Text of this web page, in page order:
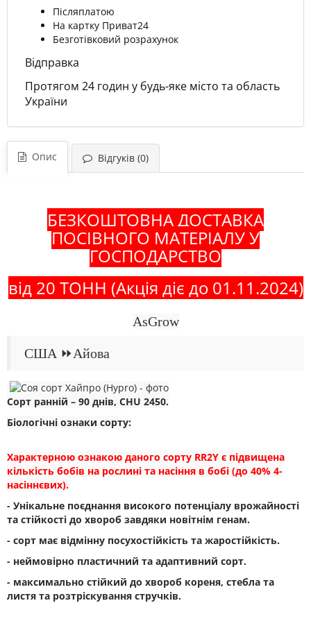
Післяплатою
На картку Приват24
Безготівковий розрахунок
Відправка
Протягом 24 годин у будь-яке місто та область
України
Опис Відгуків (0)
БЕЗКОШТОВНА ДОСТАВКА
ПОСІВНОГО МАТЕРІАЛУ У
ГОСПОДАРСТВО
від 20 ТОНН (Акція діє до 01.11.2024)
AsGrow
США ⏩Айова
Сорт ранній – 90 днів, СHU 2450.
Біологічні ознаки сорту:
Характерною ознакою даного сорту RR2Y є підвищена
кількість бобів на рослині та насіння в бобі (до 40% 4-
насіннєвих).
- Унікальне поєднання високого потенціалу врожайності
та стійкості до хвороб завдяки новітнім генам.
- сорт має відмінну посухостійкість та жаростійкість.
- неймовірно пластичний та адаптивний сорт.
- максимально стійкий до хвороб кореня, стебла та
листя та розтріскування стручків.